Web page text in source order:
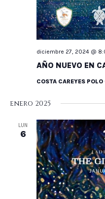
AÑO NUEVO EN
diciembre 27, 2024 @
COSTA CAREYES POLO
enero 2025
LUN
6